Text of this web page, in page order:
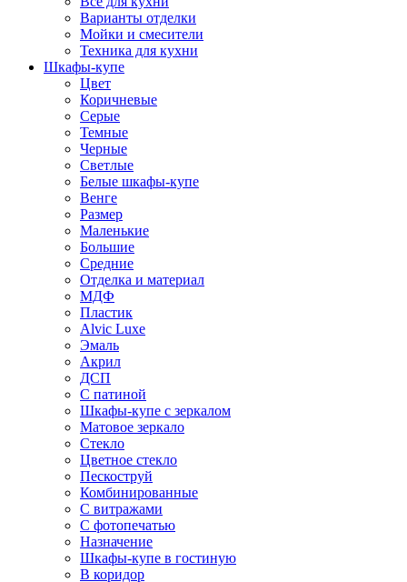
Варианты отделки
Мойки и смесители
Техника для кухни
Шкафы-купе
Цвет
Коричневые
Серые
Темные
Черные
Светлые
Белые шкафы-купе
Венге
Размер
Маленькие
Большие
Средние
Отделка и материал
МДФ
Пластик
Alvic Luxe
Эмаль
Акрил
ДСП
С патиной
Шкафы-купе с зеркалом
Матовое зеркало
Стекло
Цветное стекло
Пескоструй
Комбинированные
С витражами
С фотопечатью
Назначение
Шкафы-купе в гостиную
В коридор